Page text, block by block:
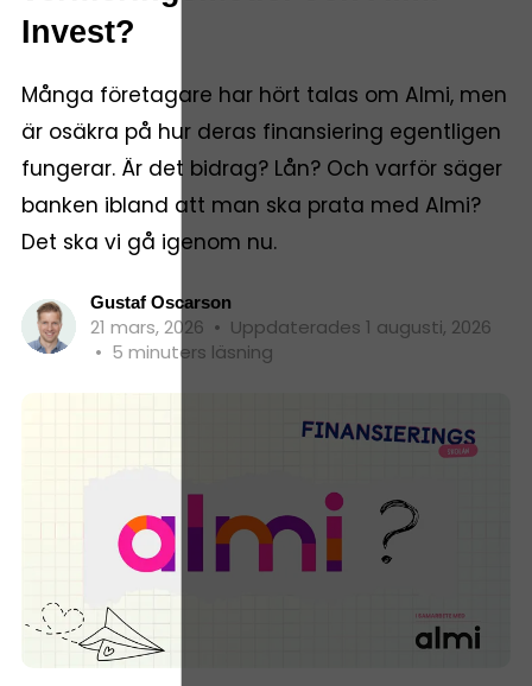
Invest?
Många företagare har hört talas om Almi, men
är osäkra på hur deras finansiering egentligen
fungerar. Är det bidrag? Lån? Och varför säger
banken ibland att man ska prata med Almi?
Det ska vi gå igenom nu.
Gustaf Oscarson
21 mars, 2026 • Uppdaterades 1 augusti, 2026
• 5 minuters läsning